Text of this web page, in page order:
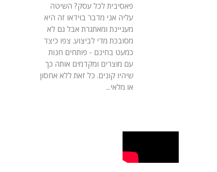
פאסיבית לכל עסק? השיטה
עליה אני מדבר בוידאו זה היא
מעניינת ומאתגרת אבל גם לא
מסובכת מדי לביצוע. צפו כיצד
כמעט בחינם - פותחים חנות
עם מוצרים ומקדמים אותה כך
שיהיו קונים. כל זאת ללא אחסון
או מלאי...